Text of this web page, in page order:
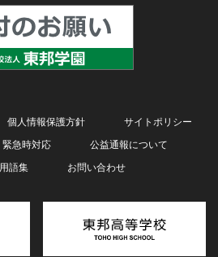
個人情報保護方針
サイトポリシー
緊急時対応
公益通報について
語集
お問い合わせ